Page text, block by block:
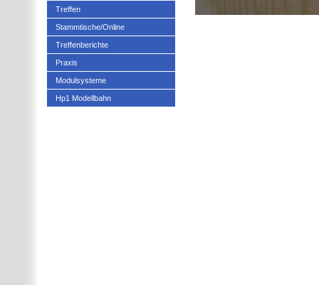
Treffen
Stammtische/Online
Treffenberichte
Praxis
Modulsysteme
Hp1 Modellbahn